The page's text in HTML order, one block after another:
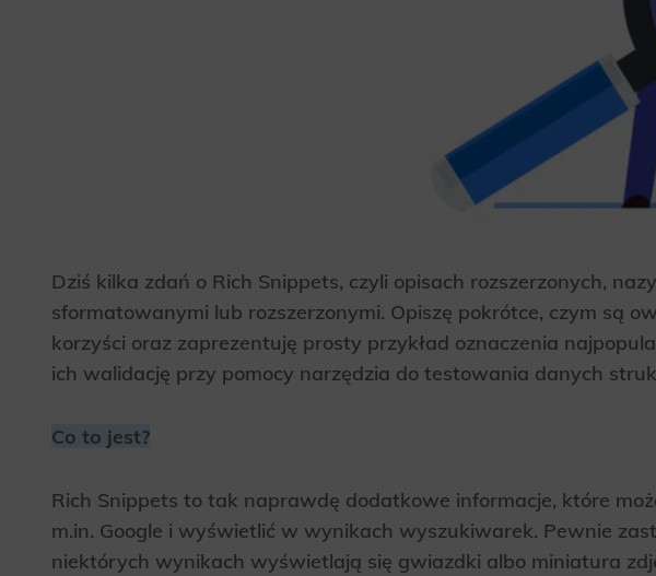
Dziś kilka zdań o Rich Snippets, czyli opisach rozszerzonych,
sformatowanymi lub rozszerzonymi. Opiszę pokrótce, czym są
korzyści oraz zaprezentuję prosty przykład oznaczenia
ich walidację przy pomocy narzędzia do testowania danych
Co to jest?
Rich Snippets to tak naprawdę dodatkowe informacje, które
m.in. Google i wyświetlić w wynikach wyszukiwarek. Pewnie
niektórych wynikach wyświetlają się gwiazdki albo miniatura